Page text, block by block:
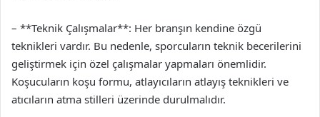
– **Teknik Çalışmalar**: Her branşın kendine özgü
teknikleri vardır. Bu nedenle, sporcuların teknik becerilerini
geliştirmek için özel çalışmalar yapmaları önemlidir.
Koşucuların koşu formu, atlayıcıların atlayış teknikleri ve
atıcıların atma stilleri üzerinde durulmalıdır.